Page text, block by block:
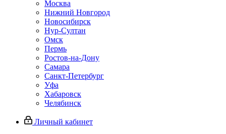
Москва
Нижний Новгород
Новосибирск
Нур-Султан
Омск
Пермь
Ростов-на-Дону
Самара
Санкт-Петербург
Уфа
Хабаровск
Челябинск
Личный кабинет